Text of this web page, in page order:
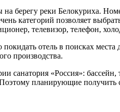
берегу реки Белокуриха.
категорий позволяет
телевизор, телефон,
отель в поисках
производства.
санатория «Россия»:
планирующие